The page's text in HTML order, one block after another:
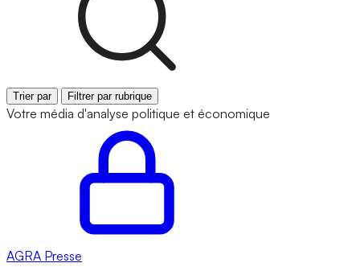
Trier par Filtrer par rubrique
Votre média d'analyse politique et économique
AGRA Presse